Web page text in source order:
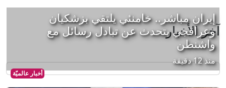
آخر الأخبار
أخبار عالميّة
إيران مباشر.. خامنئي يلتقي بزشكيان
وعراقجي يتحدث عن تبادل رسائل مع
واشنطن
منذ 12 دقيقة